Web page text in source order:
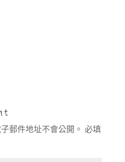
郵件地址不會公開。 必填